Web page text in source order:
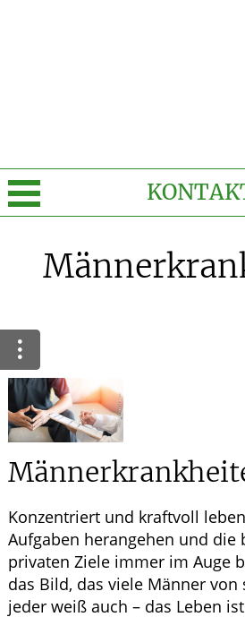
Unsere aktuellen Top-
Krankheiten & Therapie
ELTERN UND KIND
GESUND IM ALTER
Konzentriert und kraftvoll
Aufgaben herangehen und die
privaten Ziele immer im Auge
das Bild, das viele Männer von
jeder weiß auch – das Leben